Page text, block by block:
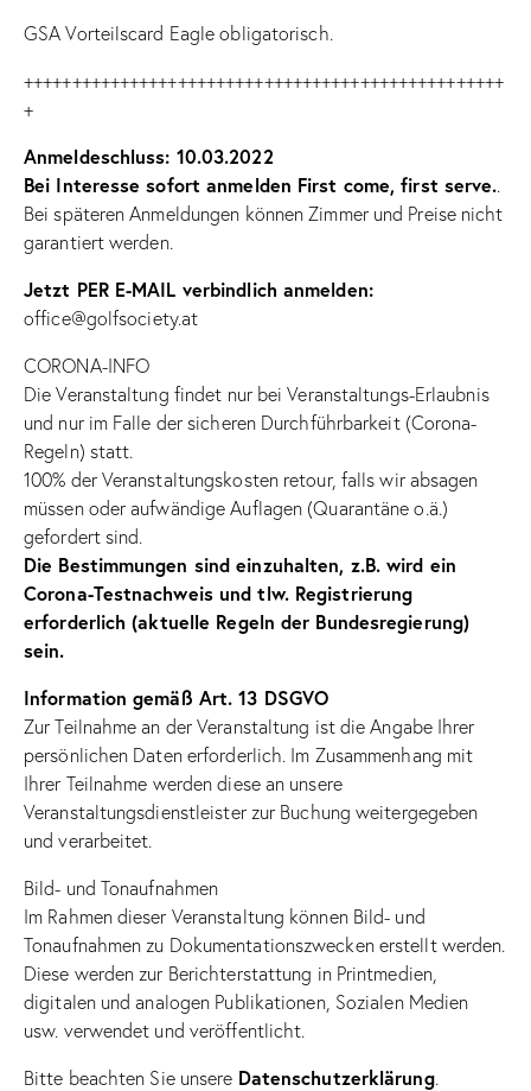
GSA Vorteilscard Eagle obligatorisch.
++++++++++++++++++++++++++++++++++++++++++++++++++
+
Anmeldeschluss: 10.03.2022
Bei Interesse sofort anmelden First come, first serve..
Bei späteren Anmeldungen können Zimmer und Preise nicht
garantiert werden.
Jetzt PER E-MAIL verbindlich anmelden:
office@golfsociety.at
CORONA-INFO
Die Veranstaltung findet nur bei Veranstaltungs-Erlaubnis
und nur im Falle der sicheren Durchführbarkeit (Corona-
Regeln) statt.
100% der Veranstaltungskosten retour, falls wir absagen
müssen oder aufwändige Auflagen (Quarantäne o.ä.)
gefordert sind.
Die Bestimmungen sind einzuhalten, z.B. wird ein
Corona-Testnachweis und tlw. Registrierung
erforderlich (aktuelle Regeln der Bundesregierung)
sein.
Information gemäß Art. 13 DSGVO
Zur Teilnahme an der Veranstaltung ist die Angabe Ihrer
persönlichen Daten erforderlich. Im Zusammenhang mit
Ihrer Teilnahme werden diese an unsere
Veranstaltungsdienstleister zur Buchung weitergegeben
und verarbeitet.
Bild- und Tonaufnahmen
Im Rahmen dieser Veranstaltung können Bild- und
Tonaufnahmen zu Dokumentationszwecken erstellt werden.
Diese werden zur Berichterstattung in Printmedien,
digitalen und analogen Publikationen, Sozialen Medien
usw. verwendet und veröffentlicht.
Bitte beachten Sie unsere Datenschutzerklärung.